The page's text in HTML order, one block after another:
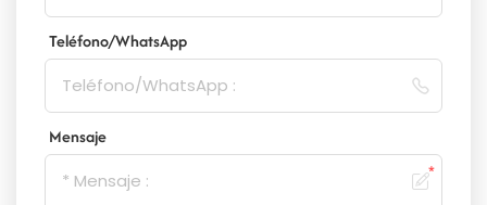
Teléfono/WhatsApp
Mensaje